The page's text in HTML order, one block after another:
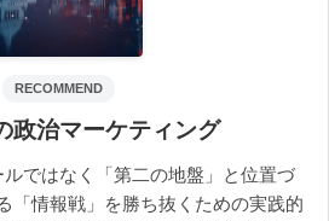
RECOMMEND
政治マーケティング
ではなく「第二の地盤」と位置づ
「情報戦」を勝ち抜くための実践的